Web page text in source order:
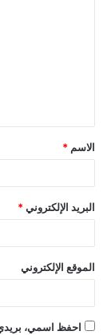
الاسم *
البريد الإلكتروني *
الموقع الإلكتروني
احفظ اسمي، بريدي